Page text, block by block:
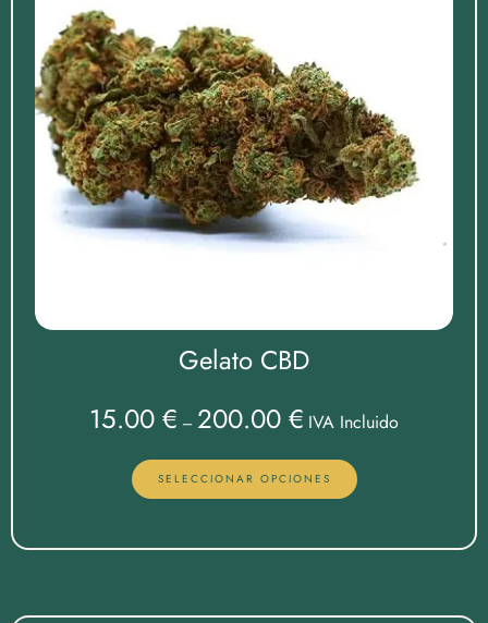
Gelato CBD
15.00 € – 200.00 € IVA Incluido
SELECCIONAR OPCIONES